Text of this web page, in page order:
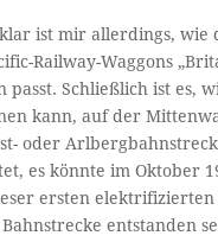
ist mir allerdings, wie
Railway-Waggons
passt. Schließlich ist es,
kann, auf der
oder
es könnte im Oktober
ersten elektrifizierten
entstanden